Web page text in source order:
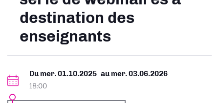
destination des
enseignants
Du mer. 01.10.2025
18:00
au mer. 03.06.2026